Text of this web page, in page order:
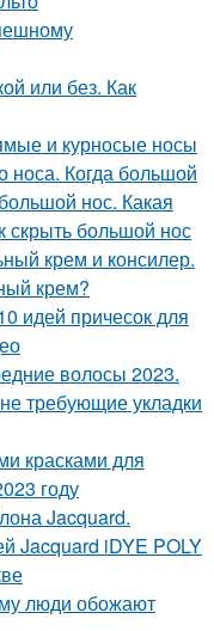
или без. Как
и курносые носы
носа. Когда большой
нос. Какая
скрыть большой нос
крем и консилер.
крем?
идей причесок для
волосы 2023.
требующие укладки
красками для
году
Jacquard.
Jacquard iDYE POLY
люди обожают